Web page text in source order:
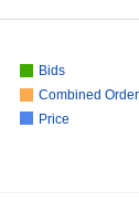
Bids
Combined
Price